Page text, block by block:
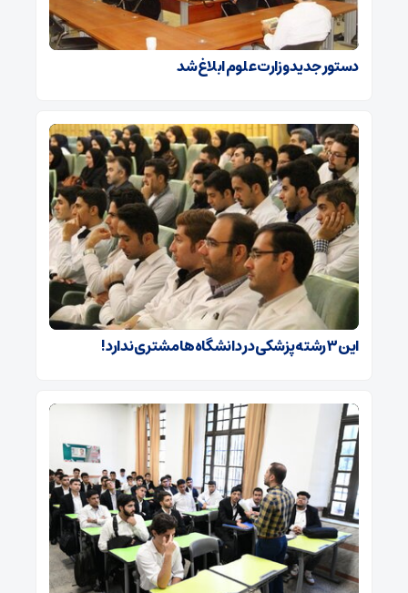
دستور جدید وزارت علوم ابلاغ شد
این ۳ رشته پزشکی در دانشگاه‌ها مشتری ندارد!